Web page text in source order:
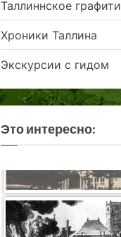
Таллиннское графити
Хроники Таллина
Экскурсии с гидом
Это интересно: